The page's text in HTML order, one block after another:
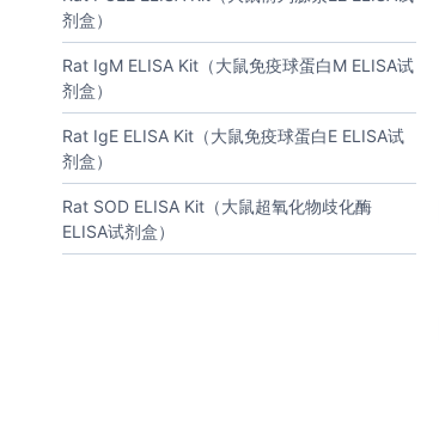
剂盒）
Rat IgM ELISA Kit（大鼠免疫球蛋白M ELISA试
剂盒）
Rat IgE ELISA Kit（大鼠免疫球蛋白E ELISA试
剂盒）
Rat SOD ELISA Kit（大鼠超氧化物歧化酶
ELISA试剂盒）